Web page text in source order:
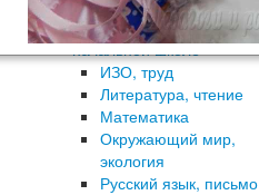
Конспекты уроков в
начальной школе
ИЗО, труд
Литература, чтение
Математика
Окружающий мир,
экология
Русский язык, письмо